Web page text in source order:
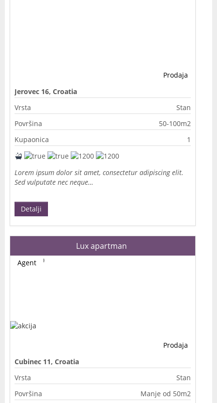
Prodaja
Jerovec 16, Croatia
Vrsta
Stan
Površina
50-100m2
Kupaonica
1
Lorem ipsum dolor sit amet, consectetur adipiscing elit.
Sed vulputate nec neque…
Detalji
Lux apartman
Prodaja
Agent
Cubinec 11, Croatia
Vrsta
Stan
Površina
Manje od 50m2